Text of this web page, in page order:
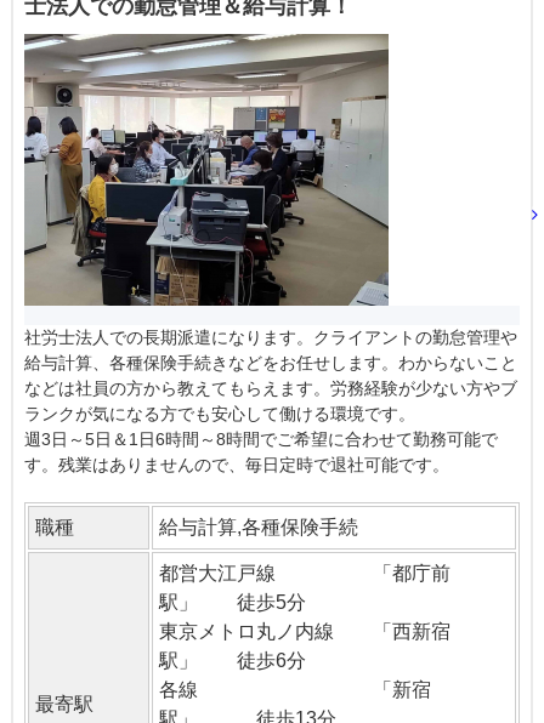
士法人での勤怠管理＆給与計算！
社労士法人での長期派遣になります。クライアントの勤怠管理や
給与計算、各種保険手続きなどをお任せします。わからないこと
などは社員の方から教えてもらえます。労務経験が少ない方やブ
ランクが気になる方でも安心して働ける環境です。
週3日～5日＆1日6時間～8時間でご希望に合わせて勤務可能で
す。残業はありませんので、毎日定時で退社可能です。
職種 給与計算,各種保険手続
最寄駅
都営大江戸線 「都庁前
駅」 徒歩5分
東京メトロ丸ノ内線 「西新宿
駅」 徒歩6分
各線 「新宿
駅」 徒歩13分